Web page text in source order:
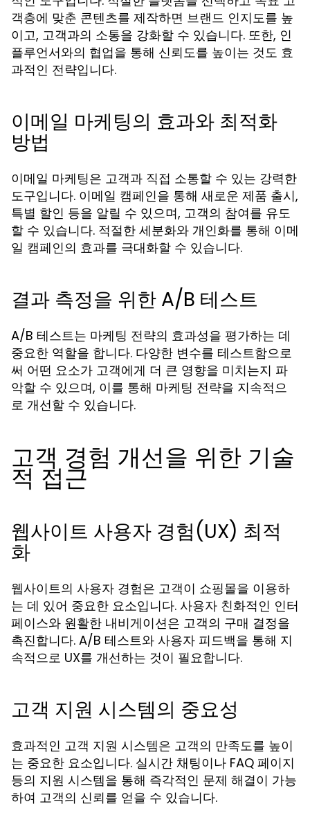
객층에 맞춘 콘텐츠를 제작하면 브랜드 인지도를 높
이고, 고객과의 소통을 강화할 수 있습니다. 또한, 인
플루언서와의 협업을 통해 신뢰도를 높이는 것도 효
과적인 전략입니다.
이메일 마케팅의 효과와 최적화
방법
이메일 마케팅은 고객과 직접 소통할 수 있는 강력한
도구입니다. 이메일 캠페인을 통해 새로운 제품 출시,
특별 할인 등을 알릴 수 있으며, 고객의 참여를 유도
할 수 있습니다. 적절한 세분화와 개인화를 통해 이메
일 캠페인의 효과를 극대화할 수 있습니다.
결과 측정을 위한 A/B 테스트
A/B 테스트는 마케팅 전략의 효과성을 평가하는 데
중요한 역할을 합니다. 다양한 변수를 테스트함으로
써 어떤 요소가 고객에게 더 큰 영향을 미치는지 파
악할 수 있으며, 이를 통해 마케팅 전략을 지속적으
로 개선할 수 있습니다.
고객 경험 개선을 위한 기술
적 접근
웹사이트 사용자 경험(UX) 최적
화
웹사이트의 사용자 경험은 고객이 쇼핑몰을 이용하
는 데 있어 중요한 요소입니다. 사용자 친화적인 인터
페이스와 원활한 내비게이션은 고객의 구매 결정을
촉진합니다. A/B 테스트와 사용자 피드백을 통해 지
속적으로 UX를 개선하는 것이 필요합니다.
고객 지원 시스템의 중요성
효과적인 고객 지원 시스템은 고객의 만족도를 높이
는 중요한 요소입니다. 실시간 채팅이나 FAQ 페이지
등의 지원 시스템을 통해 즉각적인 문제 해결이 가능
하여 고객의 신뢰를 얻을 수 있습니다.